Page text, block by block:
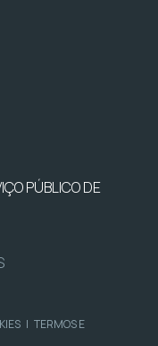
PÚBLICO DE
| TERMOS E